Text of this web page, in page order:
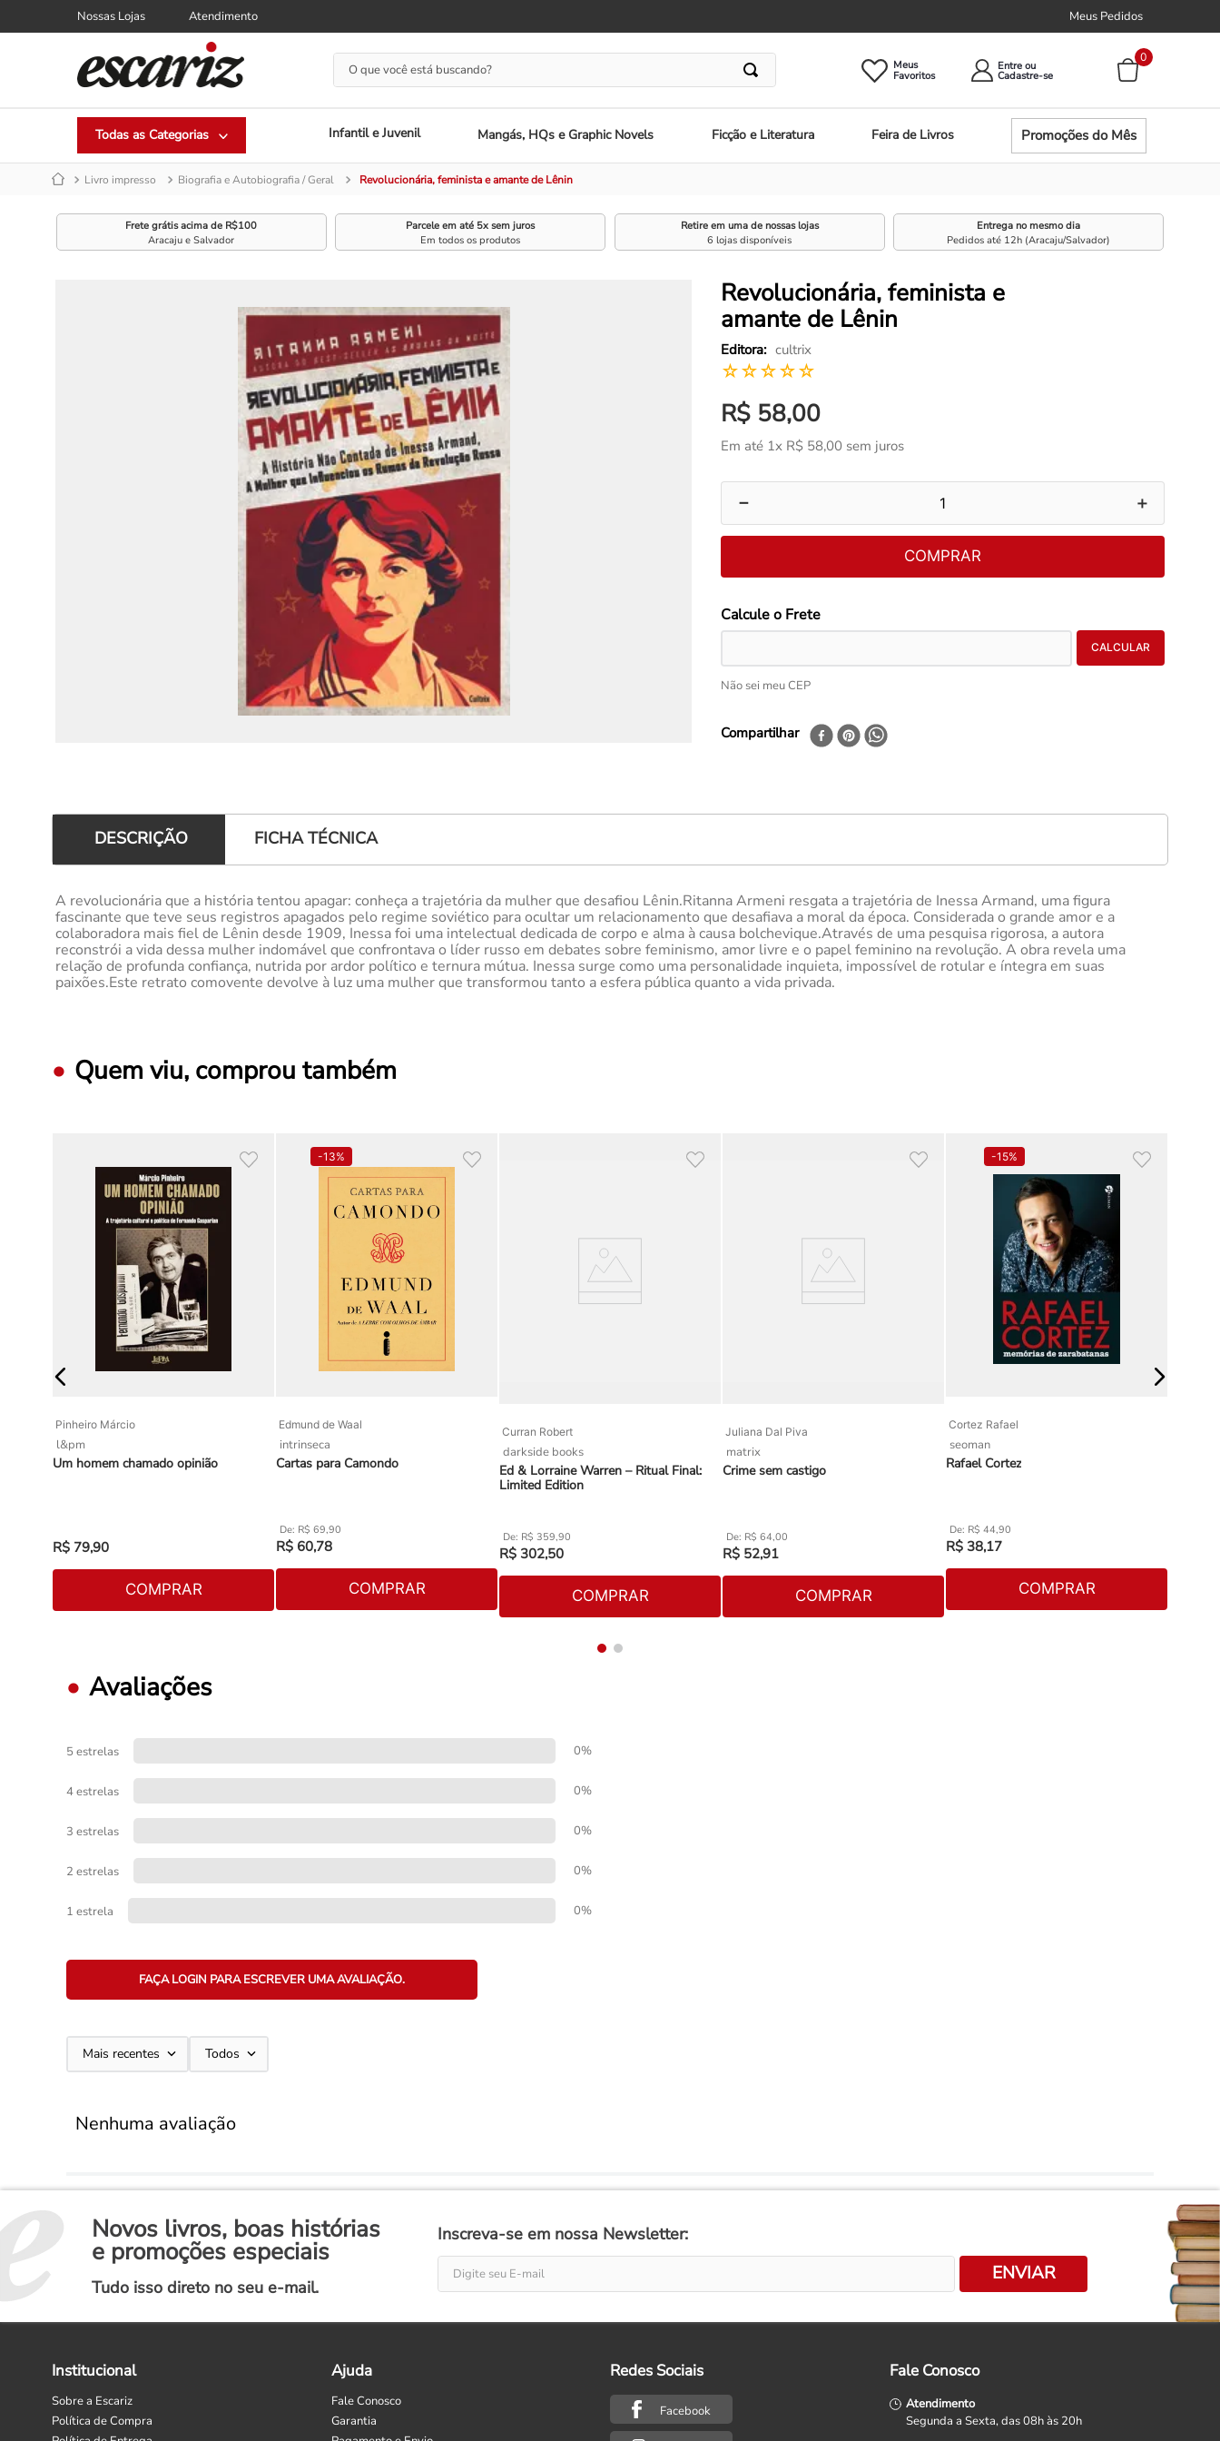
Nossas Lojas Atendimento Meus Pedidos
O que você está buscando? Meus Entre ou
0
Infantil e Juvenil Mangás, HQs e Graphic Novels Ficção e Literatura Feira de Livros Promoções do Mês
Livro impresso Biografia e Autobiografia / Geral Revolucionária, feminista e amante de Lênin
Frete grátis acima de R$100
Aracaju e Salvador
Parcele em até 5x sem juros
Em todos os produtos
Retire em uma de nossas lojas
6 lojas disponíveis
Entrega no mesmo dia
Pedidos até 12h (Aracaju/Salvador)
Revolucionária, feminista e
amante de Lênin
cultrix
☆☆☆☆☆
R$ 58,00
Em até 1x R$ 58,00 sem juros
＋
－
COMPRAR
Não sei meu CEP
Compartilhar
DESCRIÇÃO FICHA TÉCNICA
A revolucionária que a história tentou apagar: conheça a trajetória da mulher que desafiou Lênin.Ritanna Armeni resgata a trajetória de Inessa Armand, uma figura
fascinante que teve seus registros apagados pelo regime soviético para ocultar um relacionamento que desafiava a moral da época. Considerada o grande amor e a
colaboradora mais fiel de Lênin desde 1909, Inessa foi uma intelectual dedicada de corpo e alma à causa bolchevique.Através de uma pesquisa rigorosa, a autora
reconstrói a vida dessa mulher indomável que confrontava o líder russo em debates sobre feminismo, amor livre e o papel feminino na revolução. A obra revela uma
relação de profunda confiança, nutrida por ardor político e ternura mútua. Inessa surge como uma personalidade inquieta, impossível de rotular e íntegra em suas
paixões.Este retrato comovente devolve à luz uma mulher que transformou tanto a esfera pública quanto a vida privada.
Quem viu, comprou também
Pinheiro Márcio
l&pm
Um homem chamado opinião
R$ 79,90
COMPRAR
-13%
Edmund de Waal
intrinseca
Cartas para Camondo
R$ 69,90
R$ 60,78
COMPRAR
Curran Robert
darkside books
Ed & Lorraine Warren – Ritual Final:
Limited Edition
R$ 359,90
R$ 302,50
COMPRAR
Juliana Dal Piva
matrix
Crime sem castigo
R$ 64,00
R$ 52,91
COMPRAR
-15%
Cortez Rafael
seoman
Rafael Cortez
R$ 44,90
R$ 38,17
COMPRAR
Avaliações
5 estrelas 0%
4 estrelas 0%
3 estrelas 0%
2 estrelas 0%
1 estrela 0%
FAÇA LOGIN PARA ESCREVER UMA AVALIAÇÃO.
Mais recentes Todos
Nenhuma avaliação
Novos livros, boas histórias
e promoções especiais
Tudo isso direto no seu e-mail.
Inscreva-se em nossa Newsletter:
ENVIAR
Institucional
Sobre a Escariz
Política de Compra
Ajuda
Fale Conosco
Garantia
Redes Sociais
Facebook
Fale Conosco
Atendimento
Segunda a Sexta, das 08h às 20h